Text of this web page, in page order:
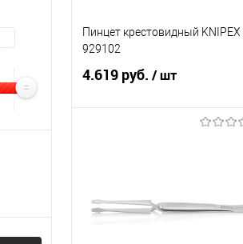
Пинцет крестовидный KNIPEX
929102
4.619 руб. / шт
В избранное
Под заказ